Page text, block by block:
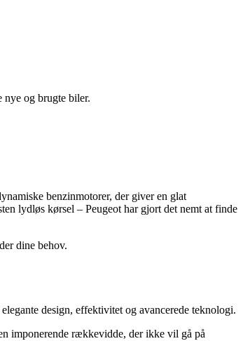
og brugte biler.
benzinmotorer, der giver en glat
lydløs kørsel – Peugeot har gjort det nemt at finde
dine behov.
design, effektivitet og avancerede teknologi.
imponerende rækkevidde, der ikke vil gå på